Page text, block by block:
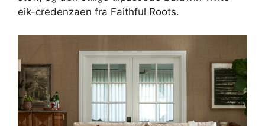
eik-credenzaen fra Faithful Roots.